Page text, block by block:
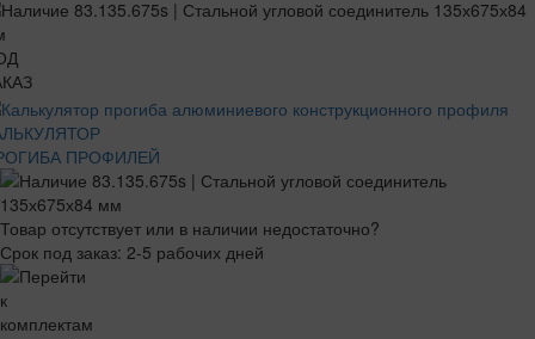
ПРОФИЛЕЙ
Товар отсутствует или в наличии недостаточно?
Срок под заказ: 2-5 рабочих дней